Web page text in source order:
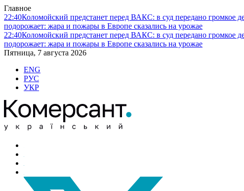
Главное
22:40Коломойский предстанет перед ВАКС: в суд передано громкое
подорожает: жара и пожары в Европе сказались на урожае
22:40Коломойский предстанет перед ВАКС: в суд передано громкое
подорожает: жара и пожары в Европе сказались на урожае
Пятница, 7 августа 2026
ENG
РУС
УКР